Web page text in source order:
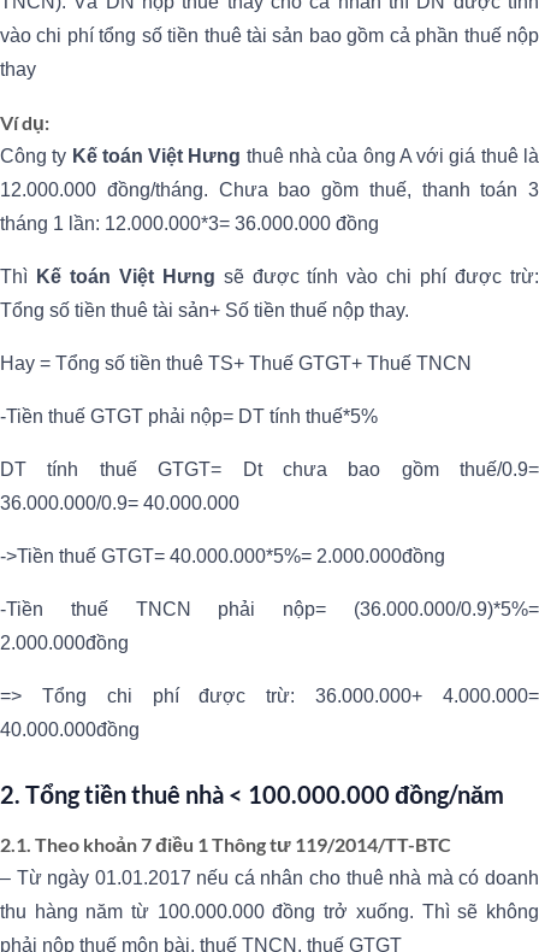
vào chi phí tổng số tiền thuê tài sản bao gồm cả phần thuế nộp
thay
Ví dụ:
Công ty Kế toán Việt Hưng thuê nhà của ông A với giá thuê là
12.000.000 đồng/tháng. Chưa bao gồm thuế, thanh toán 3
tháng 1 lần: 12.000.000*3= 36.000.000 đồng
Thì Kế toán Việt Hưng sẽ được tính vào chi phí được trừ:
Tổng số tiền thuê tài sản+ Số tiền thuế nộp thay.
Hay = Tổng số tiền thuê TS+ Thuế GTGT+ Thuế TNCN
-Tiền thuế GTGT phải nộp= DT tính thuế*5%
DT tính thuế GTGT= Dt chưa bao gồm thuế/0.9=
36.000.000/0.9= 40.000.000
->Tiền thuế GTGT= 40.000.000*5%= 2.000.000đồng
-Tiền thuế TNCN phải nộp= (36.000.000/0.9)*5%=
2.000.000đồng
=> Tổng chi phí được trừ: 36.000.000+ 4.000.000=
40.000.000đồng
2. Tổng tiền thuê nhà < 100.000.000 đồng/năm
2.1. Theo khoản 7 điều 1 Thông tư 119/2014/TT-BTC
– Từ ngày 01.01.2017 nếu cá nhân cho thuê nhà mà có doanh
thu hàng năm từ 100.000.000 đồng trở xuống. Thì sẽ không
phải nộp thuế môn bài, thuế TNCN, thuế GTGT